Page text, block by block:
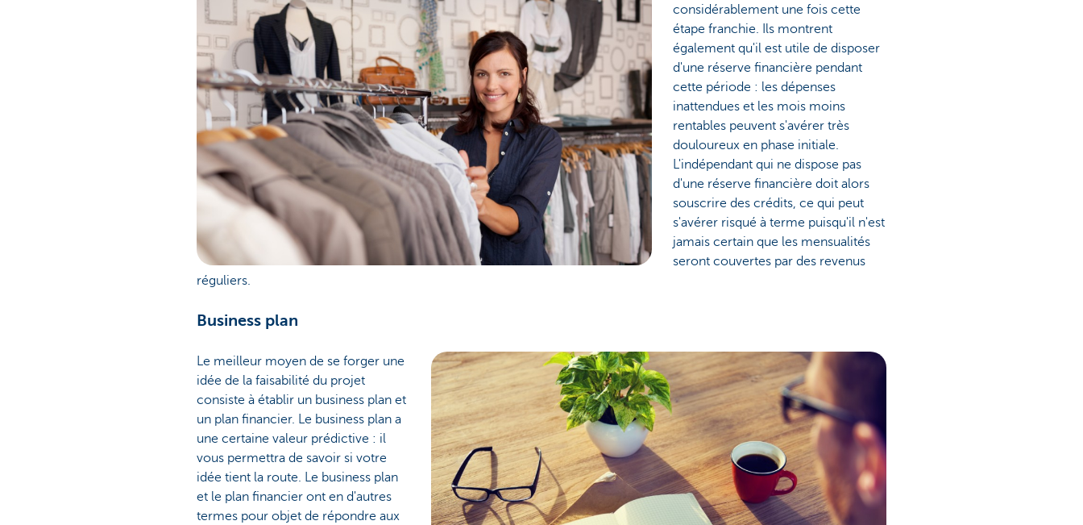
considérablement une fois cette
étape franchie. Ils montrent
également qu'il est utile de disposer
d'une réserve financière pendant
cette période : les dépenses
inattendues et les mois moins
rentables peuvent s'avérer très
douloureux en phase initiale.
L'indépendant qui ne dispose pas
d'une réserve financière doit alors
souscrire des crédits, ce qui peut
s'avérer risqué à terme puisqu'il n'est
jamais certain que les mensualités
seront couvertes par des revenus
réguliers.
Business plan
Le meilleur moyen de se forger une
idée de la faisabilité du projet
consiste à établir un business plan et
un plan financier. Le business plan a
une certaine valeur prédictive : il
vous permettra de savoir si votre
idée tient la route. Le business plan
et le plan financier ont en d'autres
termes pour objet de répondre aux